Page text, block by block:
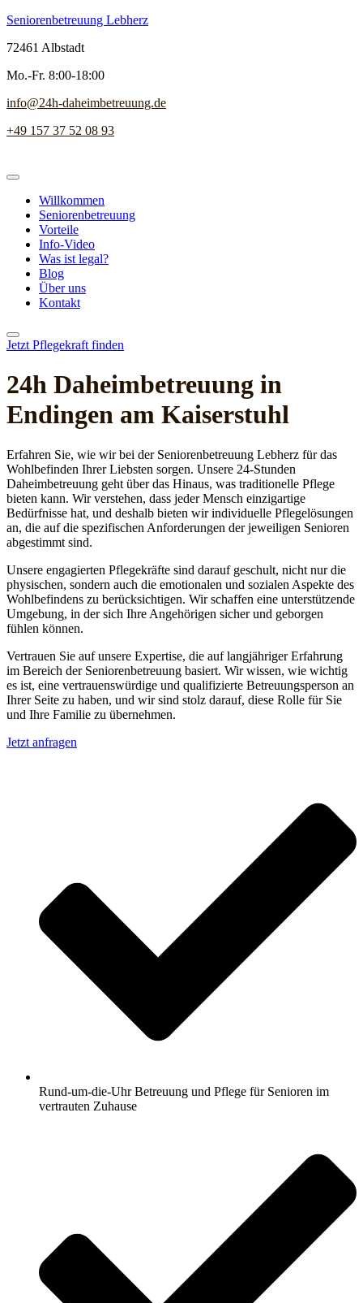
Seniorenbetreuung Lebherz
72461 Albstadt
Mo.-Fr. 8:00-18:00
info@24h-daheimbetreuung.de
+49 157 37 52 08 93
Willkommen
Seniorenbetreuung
Vorteile
Info-Video
Was ist legal?
Blog
Über uns
Kontakt
Jetzt Pflegekraft finden
24h Daheim­betreuung in
Endingen am Kaiserstuhl
Erfahren Sie, wie wir bei der Seniorenbetreuung Lebherz für das
Wohlbefinden Ihrer Liebsten sorgen. Unsere 24-Stunden
Daheimbetreuung geht über das Hinaus, was traditionelle Pflege
bieten kann. Wir verstehen, dass jeder Mensch einzigartige
Bedürfnisse hat, und deshalb bieten wir individuelle Pflegelösungen
an, die auf die spezifischen Anforderungen der jeweiligen Senioren
abgestimmt sind.
Unsere engagierten Pflegekräfte sind darauf geschult, nicht nur die
physischen, sondern auch die emotionalen und sozialen Aspekte des
Wohlbefindens zu berücksichtigen. Wir schaffen eine unterstützende
Umgebung, in der sich Ihre Angehörigen sicher und geborgen
fühlen können.
Vertrauen Sie auf unsere Expertise, die auf langjähriger Erfahrung
im Bereich der Seniorenbetreuung basiert. Wir wissen, wie wichtig
es ist, eine vertrauenswürdige und qualifizierte Betreuungsperson an
Ihrer Seite zu haben, und wir sind stolz darauf, diese Rolle für Sie
und Ihre Familie zu übernehmen.
Jetzt anfragen
Rund-um-die-Uhr Betreuung und Pflege für Senioren im
vertrauten Zuhause